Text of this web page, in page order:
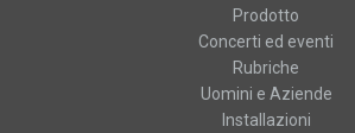
Prodotto
Concerti ed eventi
Rubriche
Uomini e Aziende
Installazioni